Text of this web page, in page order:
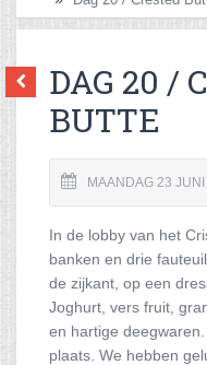
DAG 20 /
BUTTE
MAANDAG 23
In de lobby van het
banken en drie
de zijkant, op een
Joghurt, vers fruit,
en hartige
plaats. We hebben